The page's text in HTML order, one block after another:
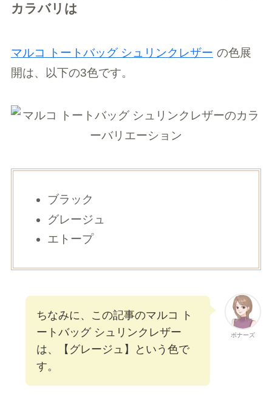
カラバリは
マルコ トートバッグ シュリンクレザー の色展
開は、以下の3色です。
ブラック
グレージュ
エトープ
ボナーズ
ちなみに、この記事のマルコ ト
ートバッグ シュリンクレザー
は、【グレージュ】という色で
す。